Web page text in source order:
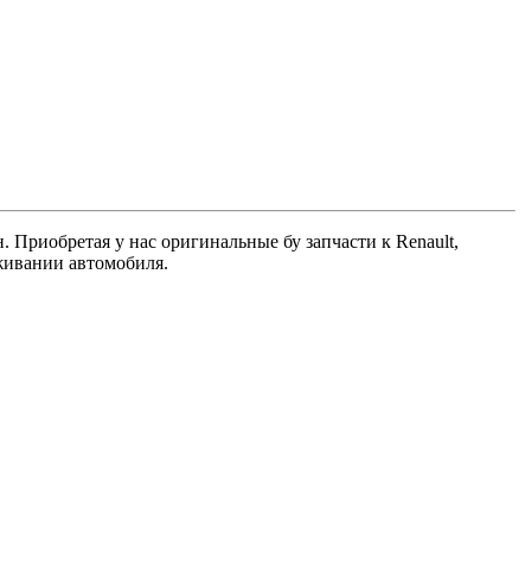
у нас оригинальные бу запчасти к Renault,
автомобиля.